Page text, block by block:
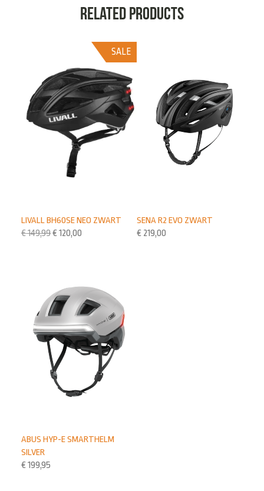
Related products
SENA R2 EVO ZWART
€ 219,00
SALE
LIVALL BH60SE NEO ZWART
€149,99€ 120,00
ABUS HYP-E SMARTHELM
SILVER
€ 199,95